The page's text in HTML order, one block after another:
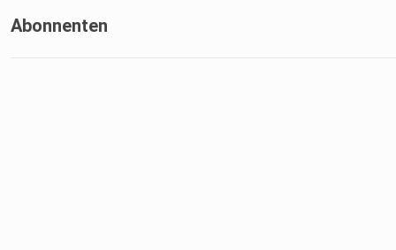
Abonnenten